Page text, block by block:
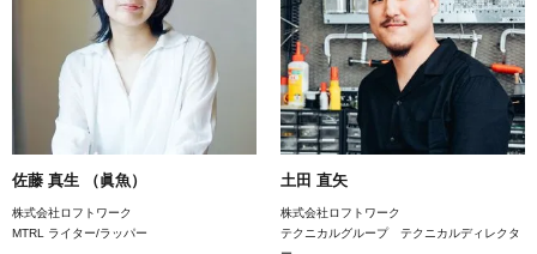
佐藤 真生 （眞魚）
株式会社ロフトワーク
MTRL ライター/ラッパー
土田 直矢
株式会社ロフトワーク
テクニカルグループ テクニカルディレクタ